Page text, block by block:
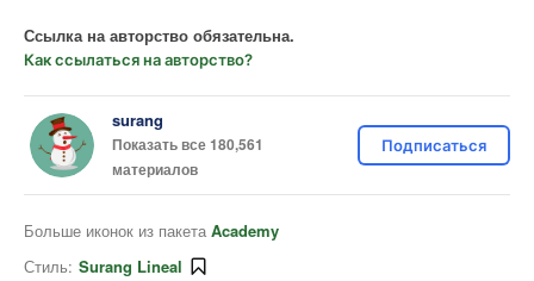
Ссылка на авторство обязательна.
Как ссылаться на авторство?
surang
Показать все 180,561
материалов
Подписаться
Больше иконок из пакета Academy
Стиль: Surang Lineal